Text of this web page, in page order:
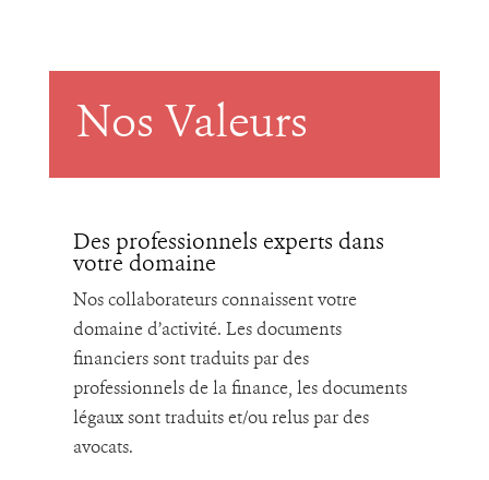
Nos Valeurs
Des professionnels experts dans
votre domaine
Nos collaborateurs connaissent votre
domaine d’activité. Les documents
financiers sont traduits par des
professionnels de la finance, les documents
légaux sont traduits et/ou relus par des
avocats.